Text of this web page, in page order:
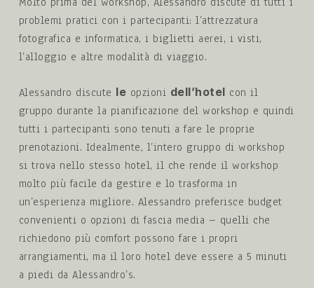
problemi pratici con i partecipanti: l’attrezzatura
fotografica e informatica, i biglietti aerei, i visti,
l’alloggio e altre modalità di viaggio.
Alessandro discute le opzioni dell’hotel con il
gruppo durante la pianificazione del workshop e quindi
tutti i partecipanti sono tenuti a fare le proprie
prenotazioni. Idealmente, l’intero gruppo di workshop
si trova nello stesso hotel, il che rende il workshop
molto più facile da gestire e lo trasforma in
un’esperienza migliore. Alessandro preferisce budget
convenienti o opzioni di fascia media – quelli che
richiedono più comfort possono fare i propri
arrangiamenti, ma il loro hotel deve essere a 5 minuti
a piedi da Alessandro’s.